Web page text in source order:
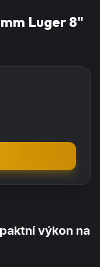
Luger 8"
výkon na